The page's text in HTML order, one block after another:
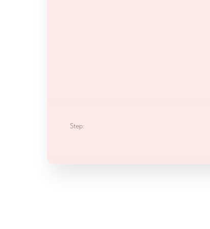
Step: